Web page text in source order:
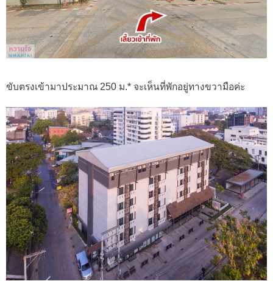
ขับตรงเข้ามาประมาณ 250 ม.* จะเห็นที่พักอยู่ทางขวามือค่ะ